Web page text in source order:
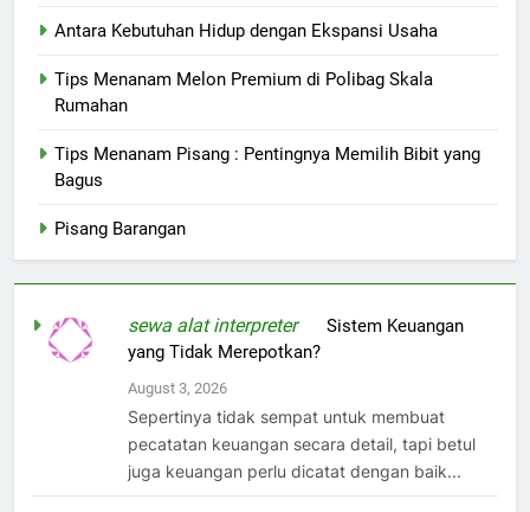
Antara Kebutuhan Hidup dengan Ekspansi Usaha
Tips Menanam Melon Premium di Polibag Skala
Rumahan
Tips Menanam Pisang : Pentingnya Memilih Bibit yang
Bagus
Pisang Barangan
sewa alat interpreteronSistem Keuangan
yang Tidak Merepotkan?
August 3, 2026
Sepertinya tidak sempat untuk membuat
pecatatan keuangan secara detail, tapi betul
juga keuangan perlu dicatat dengan baik...